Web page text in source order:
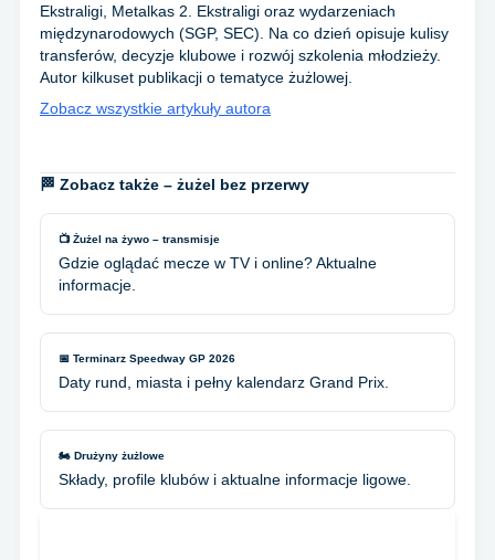
Ekstraligi, Metalkas 2. Ekstraligi oraz wydarzeniach
międzynarodowych (SGP, SEC). Na co dzień opisuje kulisy
transferów, decyzje klubowe i rozwój szkolenia młodzieży.
Autor kilkuset publikacji o tematyce żużlowej.
Zobacz wszystkie artykuły autora
🏁 Zobacz także – żużel bez przerwy
📺 Żużel na żywo – transmisje
Gdzie oglądać mecze w TV i online? Aktualne
informacje.
📅 Terminarz Speedway GP 2026
Daty rund, miasta i pełny kalendarz Grand Prix.
🏍️ Drużyny żużlowe
Składy, profile klubów i aktualne informacje ligowe.